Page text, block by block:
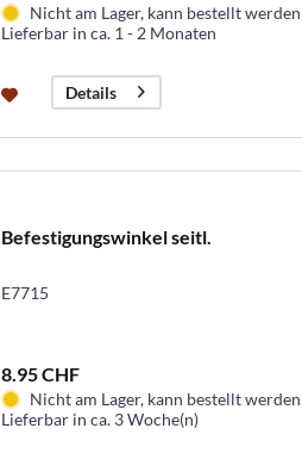
Nicht am Lager, kann bestellt werden
Lieferbar in ca. 1 - 2 Monaten
Details
Befestigungswinkel seitl.
E7715
8.95 CHF
Nicht am Lager, kann bestellt werden
Lieferbar in ca. 3 Woche(n)